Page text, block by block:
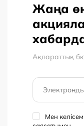
Жаңа
Ақпараттық
Мен